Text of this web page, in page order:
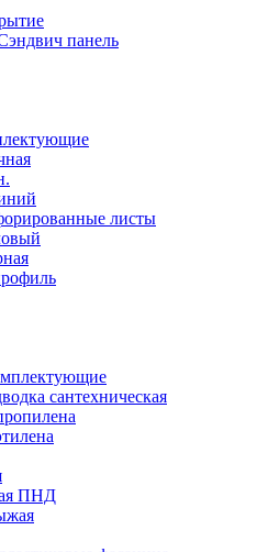
панель
листы
сантехническая
ПНД